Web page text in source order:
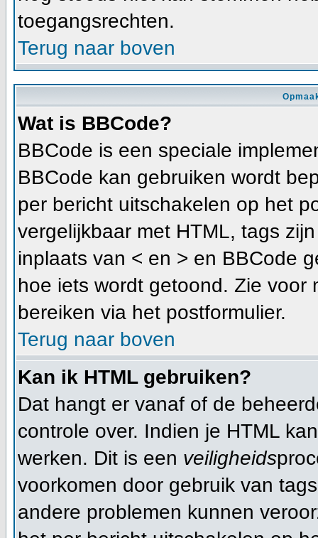
toegangsrechten.
Terug naar boven
Wat is BBCode?
BBCode is een speciale
BBCode kan gebruiken wordt
per bericht uitschakelen op het
vergelijkbaar met HTML, tags
inplaats van < en > en BBCode
hoe iets wordt getoond. Zie voor
bereiken via het postformulier.
Terug naar boven
Kan ik HTML gebruiken?
Dat hangt er vanaf of de
controle over. Indien je HTML
werken. Dit is een veiligheids
voorkomen door gebruik van
andere problemen kunnen